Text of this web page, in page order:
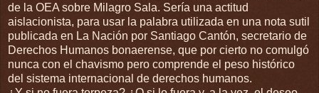
de la OEA sobre Milagro Sala. Sería una actitud
aislacionista, para usar la palabra utilizada en una nota sutil
publicada en La Nación por Santiago Cantón, secretario de
Derechos Humanos bonaerense, que por cierto no comulgó
nunca con el chavismo pero comprende el peso histórico
del sistema internacional de derechos humanos.